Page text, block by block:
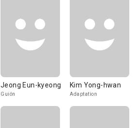
Jeong Eun-kyeong
Guión
Kim Yong-hwan
Adaptation